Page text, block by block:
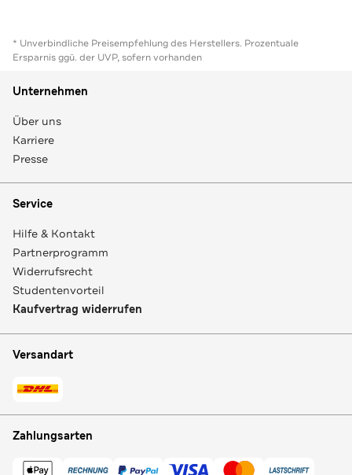
* Unverbindliche Preisempfehlung des Herstellers. Prozentuale
Ersparnis ggü. der UVP, sofern vorhanden
Unternehmen
Über uns
Karriere
Presse
Service
Hilfe & Kontakt
Partnerprogramm
Widerrufsrecht
Studentenvorteil
Kaufvertrag widerrufen
Versandart
Zahlungsarten